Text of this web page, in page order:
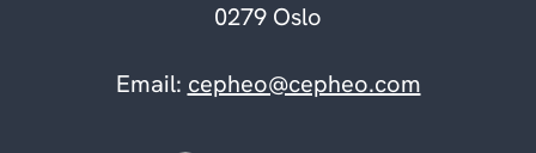
0279 Oslo
Email: cepheo@cepheo.com